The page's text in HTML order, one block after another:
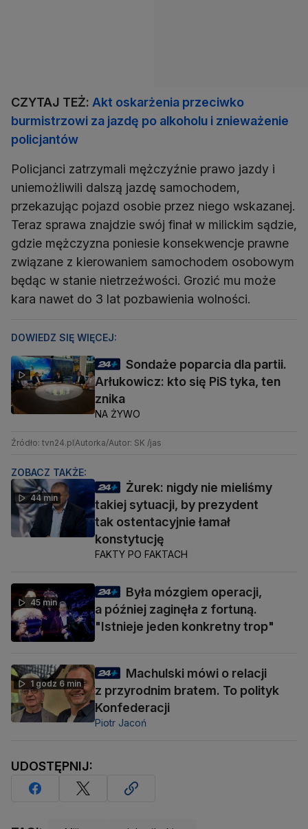
CZYTAJ TEŻ: Akt oskarżenia przeciwko
burmistrzowi za jazdę po alkoholu i znieważenie
policjantów
Policjanci zatrzymali mężczyźnie prawo jazdy i
uniemożliwili dalszą jazdę samochodem,
przekazując pojazd osobie przez niego wskazanej.
Teraz sprawa znajdzie swój finał w milickim sądzie,
gdzie mężczyzna poniesie konsekwencje prawne
związane z kierowaniem samochodem osobowym
będąc w stanie nietrzeźwości. Grozić mu może
kara nawet do 3 lat pozbawienia wolności.
DOWIEDZ SIĘ WIĘCEJ:
Sondaże poparcia dla partii.
Arłukowicz: kto się PiS tyka, ten
znika
NA ŻYWO
Źródło: tvn24.plAutorka/Autor: SK /jas
ZOBACZ TAKŻE:
44 min
Żurek: nigdy nie mieliśmy
takiej sytuacji, by prezydent
tak ostentacyjnie łamał
konstytucję
FAKTY PO FAKTACH
45 min
Była mózgiem operacji,
a później zaginęła z fortuną.
"Istnieje jeden konkretny trop"
1 godz 6 min
Machulski mówi o relacji
z przyrodnim bratem. To polityk
Konfederacji
Piotr Jacoń
UDOSTĘPNIJ: